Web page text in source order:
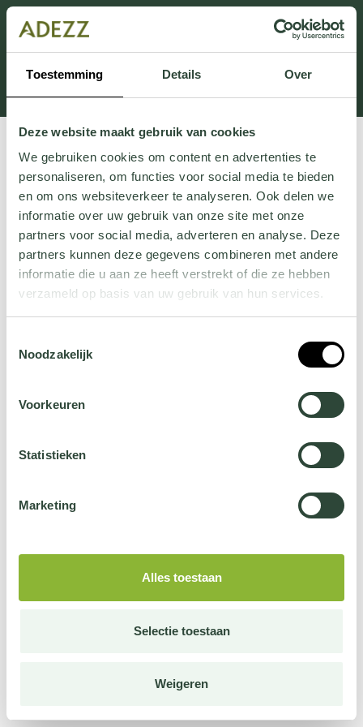
Toestemming Details Over
Deze website maakt gebruik van cookies
We gebruiken cookies om content en advertenties te
personaliseren, om functies voor social media te bieden
en om ons websiteverkeer te analyseren. Ook delen we
informatie over uw gebruik van onze site met onze
partners voor social media, adverteren en analyse. Deze
partners kunnen deze gegevens combineren met andere
informatie die u aan ze heeft verstrekt of die ze hebben
verzameld op basis van uw gebruik van hun services.
jehier.
Noodzakelijk
Voorkeuren
Statistieken
Marketing
Alles toestaan
Selectie toestaan
Weigeren
Ten dział jest obecnie w konserwacji. Jeśli brakuje Ci
informacji.
możesz zadzwonić pod numer +31 413 351 272 lub